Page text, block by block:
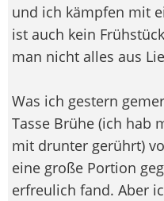
und ich kämpfen mit
ist auch kein
man nicht alles aus
Was ich gestern
Tasse Brühe (ich hab
mit drunter gerührt)
eine große Portion
erfreulich fand. Aber